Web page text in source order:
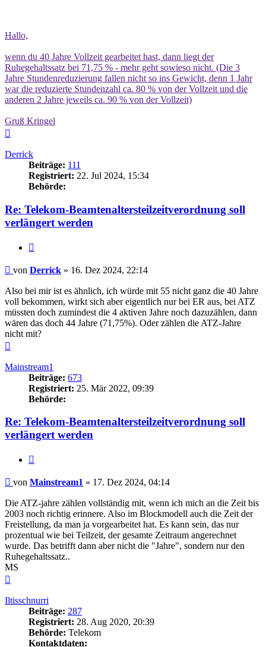
Hallo,
wenn du 40 Jahre Vollzeit gearbeitet hast, dann liegt der
Ruhegehaltssatz bei 71,75 % - mehr geht sowieso nicht. (Die 3
Jahre Stundenreduzierung fallen nicht so ins Gewicht, denn 1 Jahr
war die reduzierte Stundenzahl ca. 80 % von der Vollzeit und die
anderen 2 Jahre jeweils ca. 90 % von der Vollzeit)
Gruß Kringel
Derrick
Beiträge: 111
Registriert: 22. Jul 2024, 15:34
Behörde:
Re: Telekom-Beamtenaltersteilzeitverordnung soll
verlängert werden
Beitrag
von Derrick » 16. Dez 2024, 22:14
Also bei mir ist es ähnlich, ich würde mit 55 nicht ganz die 40 Jahre
voll bekommen, wirkt sich aber eigentlich nur bei ER aus, bei ATZ
müssten doch zumindest die 4 aktiven Jahre noch dazuzählen, dann
wären das doch 44 Jahre (71,75%). Oder zählen die ATZ-Jahre
nicht mit?
Mainstream1
Beiträge: 673
Registriert: 25. Mär 2022, 09:39
Behörde:
Re: Telekom-Beamtenaltersteilzeitverordnung soll
verlängert werden
Beitrag
von Mainstream1 » 17. Dez 2024, 04:14
Die ATZ-jahre zählen vollständig mit, wenn ich mich an die Zeit bis
2003 noch richtig erinnere. Also im Blockmodell auch die Zeit der
Freistellung, da man ja vorgearbeitet hat. Es kann sein, das nur
prozentual wie bei Teilzeit, der gesamte Zeitraum angerechnet
wurde. Das betrifft dann aber nicht die "Jahre", sondern nur den
Ruhegehaltssatz..
MS
Iltisschnurri
Beiträge: 287
Registriert: 28. Aug 2020, 20:39
Behörde: Telekom
Kontaktdaten: